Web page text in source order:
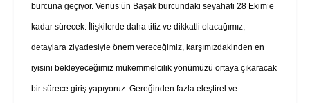
burcuna geçiyor. Venüs’ün Başak burcundaki seyahati 28 Ekim’e
kadar sürecek. İlişkilerde daha titiz ve dikkatli olacağımız,
detaylara ziyadesiyle önem vereceğimiz, karşımızdakinden en
iyisini bekleyeceğimiz mükemmelcilik yönümüzü ortaya çıkaracak
bir sürece giriş yapıyoruz. Gereğinden fazla eleştirel ve